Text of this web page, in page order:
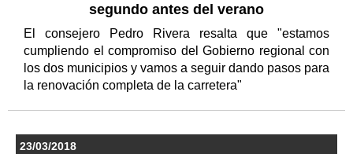
segundo antes del verano
El consejero Pedro Rivera resalta que "estamos
cumpliendo el compromiso del Gobierno regional con
los dos municipios y vamos a seguir dando pasos para
la renovación completa de la carretera"
23/03/2018